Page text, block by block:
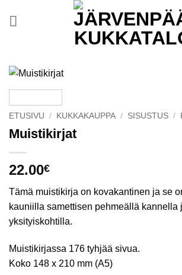
ETUSIVU / KUKKAKAUPPA / SISUSTUS /
Muistikirjat
22.00€
Tämä muistikirja on kovakantinen ja se
kauniilla samettisen pehmeällä kannella
yksityiskohtilla.
Muistikirjassa 176 tyhjää sivua.
Koko 148 x 210 mm (A5)